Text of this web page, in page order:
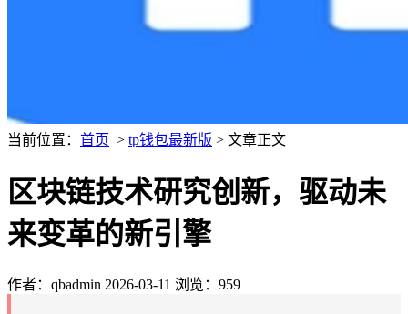
当前位置： 首页 > tp钱包最新版 > 文章正文
区块链技术研究创新，驱动未
来变革的新引擎
作者：qbadmin 2026-03-11 浏览：959